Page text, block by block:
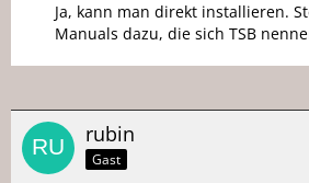
Ja, kann man direkt installieren.
Manuals dazu, die sich TSB
rubin
Gast